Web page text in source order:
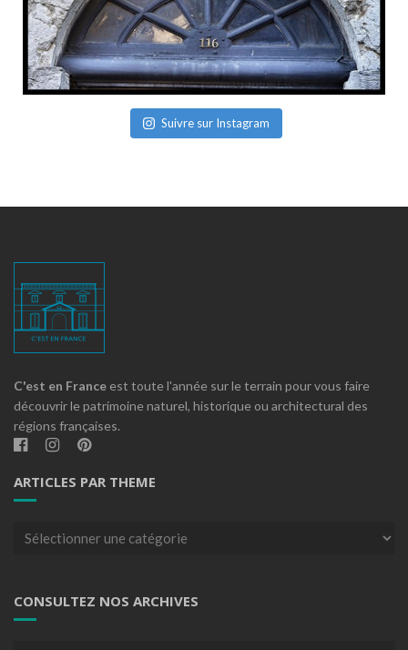
Suivre sur Instagram
C'est en France est toute l'année sur le terrain pour vous faire
découvrir le patrimoine naturel, historique ou architectural des
régions françaises.
ARTICLES PAR THEME
Articles
CONSULTEZ NOS ARCHIVES